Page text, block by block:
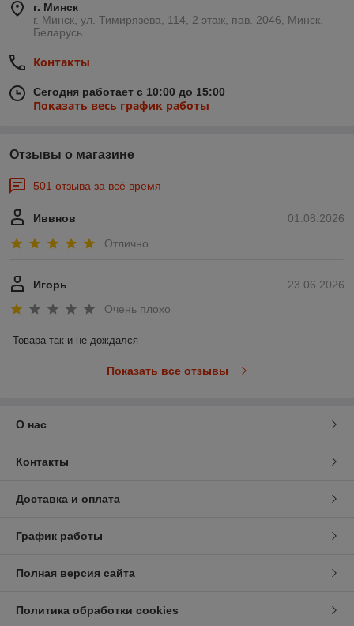
г. Минск
г. Минск, ул. Тимирязева, 114, 2 этаж, пав. 2046, Минск,
Беларусь
Контакты
Сегодня работает с 10:00 до 15:00
Показать весь график работы
Отзывы о магазине
501 отзыва за всё время
01.08.2026
Иввнов
Отлично
23.06.2026
Игорь
Очень плохо
Товара так и не дождался
Показать все отзывы
О нас
Контакты
Доставка и оплата
График работы
Полная версия сайта
Политика обработки cookies